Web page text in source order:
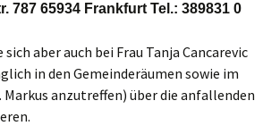
787 65934 Frankfurt Tel.: 389831 0
sich aber auch bei Frau Tanja Cancarevic
in den Gemeinderäumen sowie im
anzutreffen) über die anfallenden